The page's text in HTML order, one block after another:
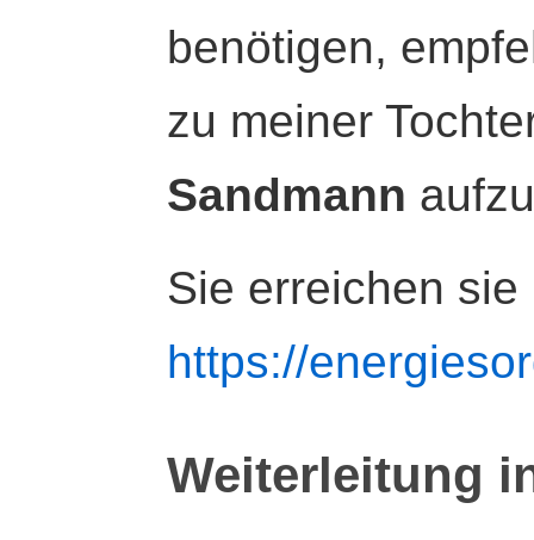
benötigen,
zu meiner
Sandmann
Sie erreichen sie
https://
Weiterleitung